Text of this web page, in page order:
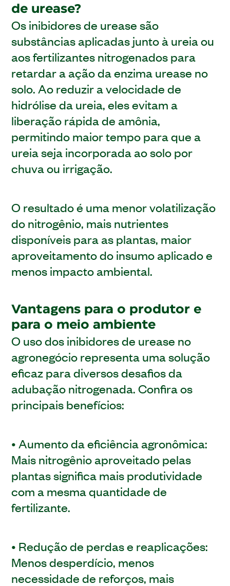
de urease?
Os inibidores de urease são
substâncias aplicadas junto à ureia ou
aos fertilizantes nitrogenados para
retardar a ação da enzima urease no
solo. Ao reduzir a velocidade de
hidrólise da ureia, eles evitam a
liberação rápida de amônia,
permitindo maior tempo para que a
ureia seja incorporada ao solo por
chuva ou irrigação.
O resultado é uma menor volatilização
do nitrogênio, mais nutrientes
disponíveis para as plantas, maior
aproveitamento do insumo aplicado e
menos impacto ambiental.
Vantagens para o produtor e
para o meio ambiente
O uso dos inibidores de urease no
agronegócio representa uma solução
eficaz para diversos desafios da
adubação nitrogenada. Confira os
principais benefícios:
• Aumento da eficiência agronômica:
Mais nitrogênio aproveitado pelas
plantas significa mais produtividade
com a mesma quantidade de
fertilizante.
• Redução de perdas e reaplicações:
Menos desperdício, menos
necessidade de reforços, mais